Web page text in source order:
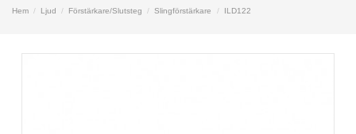
Hem Ljud Förstärkare/Slutsteg Slingförstärkare ILD122